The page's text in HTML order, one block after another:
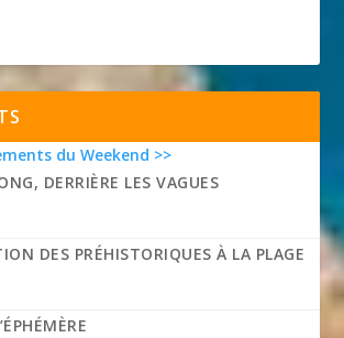
du Weekend >>
DERRIÈRE LES VAGUES
DES PRÉHISTORIQUES À LA PLAGE